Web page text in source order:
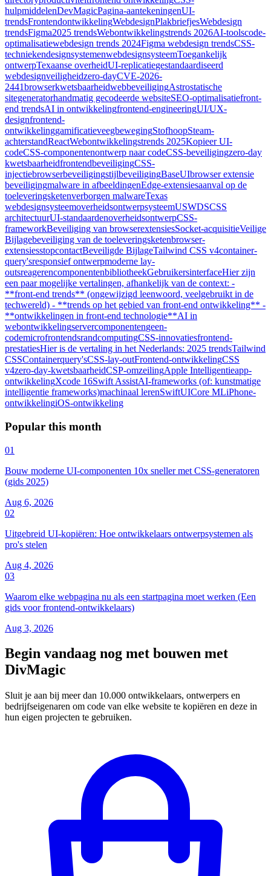
hulpmiddelenDevMagicPagina-aantekeningenUI-
trendsFrontendontwikkelingWebdesignPlakbriefjesWebdesign
trendsFigma2025 trendsWebontwikkelingstrends 2026AI-toolscode-
optimalisatiewebdesign trends 2024Figma webdesign trendsCSS-
techniekendesignsystemenwebdesignsysteemToegankelijk
ontwerpTexaanse overheidUI-replicatiegestandaardiseerd
webdesignveiligheidzero-dayCVE-2026-
2441browserkwetsbaarheidwebbeveiligingAstrostatische
sitegeneratorhandmatig gecodeerde websiteSEO-optimalisatiefront-
end trendsAI in ontwikkelingfrontend-engineeringUI/UX-
designfrontend-
ontwikkelinggamificatieveegbewegingStofhoopSteam-
achterstandReactWebontwikkelingstrends 2025Kopieer UI-
codeCSS-componentenontwerp naar codeCSS-beveiligingzero-day
kwetsbaarheidfrontendbeveiligingCSS-
injectiebrowserbeveiligingstijlbeveiligingBaseUIbrowser extensie
beveiligingmalware in afbeeldingenEdge-extensiesaanval op de
toeleveringsketenverborgen malwareTexas
webdesignsysteemoverheidsontwerpsysteemUSWDSCSS
architectuurUI-standaardenoverheidsontwerpCSS-
frameworkBeveiliging van browserextensiesSocket-acquisitieVeilige
Bijlagebeveiliging van de toeleveringsketenbrowser-
extensiesstopcontactBeveiligde BijlageTailwind CSS v4container-
query'sresponsief ontwerpmoderne lay-
outsreagerencomponentenbibliotheekGebruikersinterfaceHier zijn
een paar mogelijke vertalingen, afhankelijk van de context: -
**front-end trends** (ongewijzigd leenwoord, veelgebruikt in de
techwereld) - **trends op het gebied van front-end ontwikkeling** -
**ontwikkelingen in front-end technologie**AI in
webontwikkelingservercomponentengeen-
codemicrofrontendsrandcomputingCSS-innovatiesfrontend-
prestatiesHier is de vertaling in het Nederlands: 2025 trendsTailwind
CSSContainerquery'sCSS-lay-outFrontend-ontwikkelingCSS
v4zero-day-kwetsbaarheidCSP-omzeilingApple Intelligentieapp-
ontwikkelingXcode 16Swift AssistAI-frameworks (of: kunstmatige
intelligentie frameworks)machinaal lerenSwiftUICore MLiPhone-
ontwikkelingiOS-ontwikkeling
Popular this month
01
Bouw moderne UI-componenten 10x sneller met CSS-generatoren
(gids 2025)
Aug 6, 2026
02
Uitgebreid UI-kopiëren: Hoe ontwikkelaars ontwerpsystemen als
pro's stelen
Aug 4, 2026
03
Waarom elke webpagina nu als een startpagina moet werken (Een
gids voor frontend-ontwikkelaars)
Aug 3, 2026
Begin vandaag nog met bouwen met
DivMagic
Sluit je aan bij meer dan 10.000 ontwikkelaars, ontwerpers en
bedrijfseigenaren om code van elke website te kopiëren en deze in
hun eigen projecten te gebruiken.